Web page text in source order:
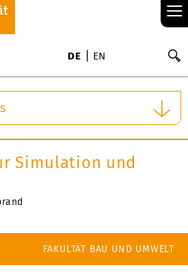
≡
DE EN
Simulation und
FAKULTÄT BAU UND UMWELT